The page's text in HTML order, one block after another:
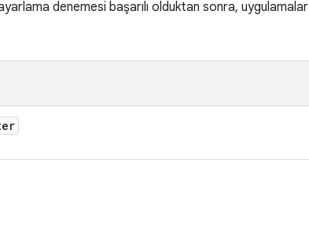
denemesi başarılı olduktan sonra, uygulamalar